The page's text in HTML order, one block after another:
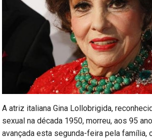
A atriz italiana Gina Lollobrigida,
sexual na década 1950, morreu, aos 95
avançada esta segunda-feira pela família,